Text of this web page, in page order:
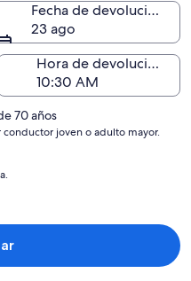
Fecha de devolución
23 ago
Hora de devolución
70 años
joven o adulto mayor.